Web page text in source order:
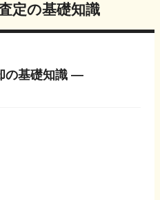
定の基礎知識
の基礎知識 ―